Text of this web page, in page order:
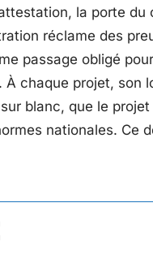
la porte
réclame des
passage obligé
À chaque projet, son
blanc, que le
nationales. Ce